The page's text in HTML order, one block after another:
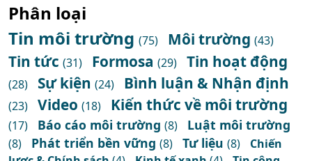
Phân loại
Tin môi trường (75) Môi trường (43)
Tin tức (31) Formosa (29) Tin hoạt động
(28) Sự kiện (24) Bình luận & Nhận định
(23) Video (18) Kiến thức về môi trường
(17) Báo cáo môi trường (8) Luật môi trường
(8) Phát triển bền vững (8) Tư liệu (8)
Chiến